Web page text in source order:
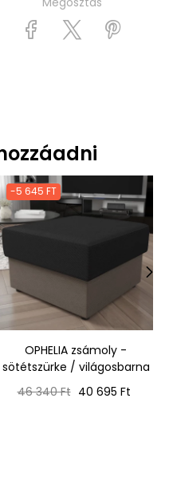
-5 645 FT
OPHELIA zsámoly -
sötétszürke / világosbarna
Normál
46 340 Ft Ár
40 695 Ft